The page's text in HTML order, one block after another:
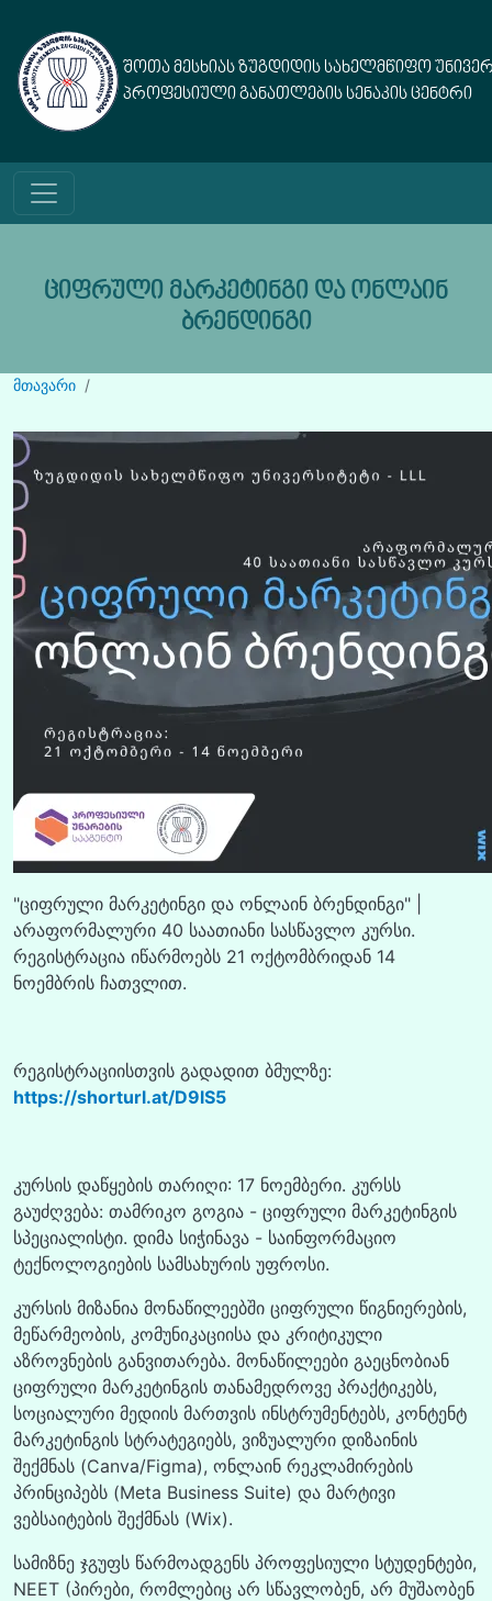
შოთა მესხიას ზუგდიდის სახელმწიფო
პროფესიული განათლების სენაკის ცენტრი
ᲪᲘᲤᲠᲣᲚᲘ ᲛᲐᲠᲙᲔᲢᲘᲜᲒᲘ ᲓᲐ ᲝᲜᲚᲐᲘᲜ
ᲑᲠᲔᲜᲓᲘᲜᲒᲘ
მთავარი
"ციფრული მარკეტინგი და ონლაინ ბრენდინგი" |
არაფორმალური 40 საათიანი სასწავლო კურსი.
რეგისტრაცია იწარმოებს 21 ოქტომბრიდან 14
ნოემბრის ჩათვლით.
რეგისტრაციისთვის გადადით ბმულზე:
https://shorturl.at/D9lS5
კურსის დაწყების თარიღი: 17 ნოემბერი. კურსს
გაუძღვება: თამრიკო გოგია - ციფრული მარკეტინგის
სპეციალისტი. დიმა სიჭინავა - საინფორმაციო
ტექნოლოგიების სამსახურის უფროსი.
კურსის მიზანია მონაწილეებში ციფრული წიგნიერების,
მეწარმეობის, კომუნიკაციისა და კრიტიკული
აზროვნების განვითარება. მონაწილეები გაეცნობიან
ციფრული მარკეტინგის თანამედროვე პრაქტიკებს,
სოციალური მედიის მართვის ინსტრუმენტებს, კონტენტ
მარკეტინგის სტრატეგიებს, ვიზუალური დიზაინის
შექმნას (Canva/Figma), ონლაინ რეკლამირების
პრინციპებს (Meta Business Suite) და მარტივი
ვებსაიტების შექმნას (Wix).
სამიზნე ჯგუფს წარმოადგენს პროფესიული სტუდენტები,
NEET (პირები, რომლებიც არ სწავლობენ, არ მუშაობენ